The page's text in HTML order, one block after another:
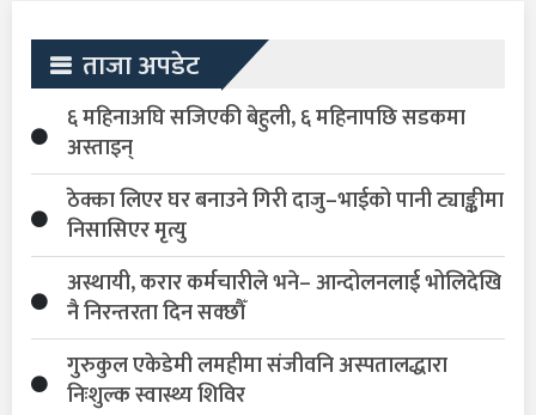
ताजा अपडेट
६ महिनाअघि सजिएकी बेहुली, ६ महिनापछि सडकमा
अस्ताइन्
ठेक्का लिएर घर बनाउने गिरी दाजु–भाईको पानी ट्याङ्कीमा
निसासिएर मृत्यु
अस्थायी, करार कर्मचारीले भने– आन्दोलनलाई भोलिदेखि
नै निरन्तरता दिन सक्छौँ
गुरुकुल एकेडेमी लमहीमा संजीवनि अस्पतालद्धारा
निःशुल्क स्वास्थ्य शिविर